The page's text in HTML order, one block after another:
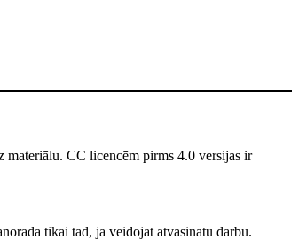
materiālu. CC licencēm pirms 4.0 versijas ir
tikai tad, ja veidojat atvasinātu darbu.